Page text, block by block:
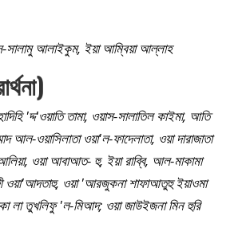
সালামু আলাইকুম, ইয়া আম্বিয়া আল্লাহ
'দ্দ'ওয়াতি তামা, ওয়াস-সালাতিল কাইমা, আতি
আল-ওয়াসিলাতা ওয়া'ল-ফাদেলাতা, ওয়া দারাজাতা
ওয়া আবাআত- হু, ইয়া রাব্বি, আল-মাকামা
ওয়া'আদতাহু, ওয়া 'আরজুকনা শাফাআতুহু ইয়াওমা
লা তুখলিফু 'ল-মিআদ; ওয়া জাউইজনা মিন হুরি